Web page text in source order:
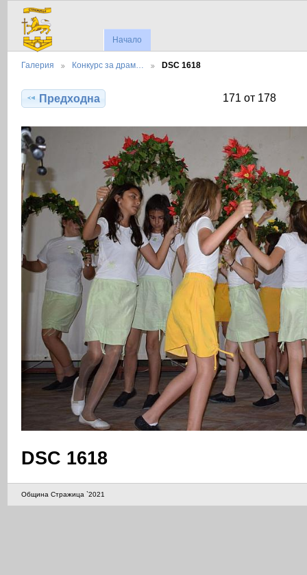
Начало
Галерия Конкурс за драм… DSC 1618
Предходна 171 от 178
DSC 1618
Община Стражица `2021